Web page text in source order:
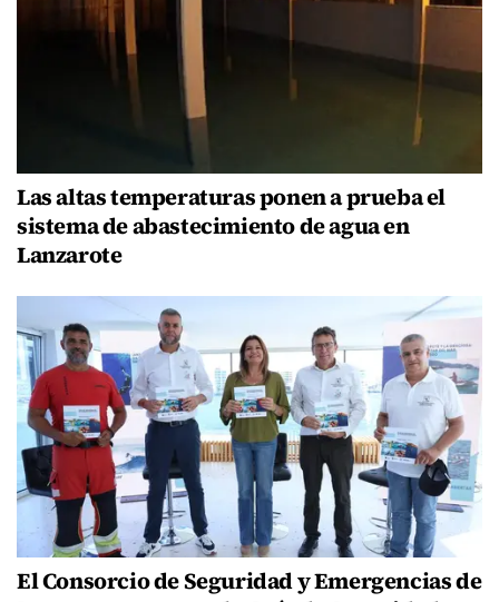
Las altas temperaturas ponen a prueba el
sistema de abastecimiento de agua en
Lanzarote
El Consorcio de Seguridad y Emergencias de